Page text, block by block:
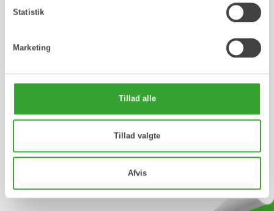
Statistik
Marketing
Tillad alle
Tillad valgte
Afvis
consumerhealth.dk